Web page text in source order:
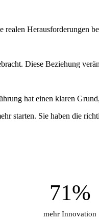
Herausforderungen
Diese Beziehung
hat einen klaren
starten. Sie haben die
71%
mehr Innovation